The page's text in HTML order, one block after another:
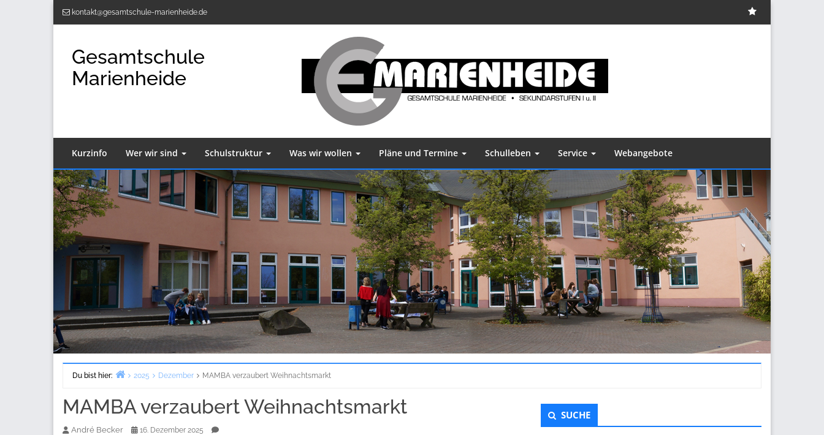
kontakt@gesamtschule-marienheide.de
Gesamtschule
Marienheide
Kurzinfo Wer wir sind Schulstruktur Was wir wollen Pläne und Termine Schulleben Service Webangebote
Du bist hier:
2025 Dezember MAMBA verzaubert Weihnachtsmarkt
MAMBA verzaubert Weihnachtsmarkt
André Becker 16. Dezember 2025
Untergeordnet
Seitenleiste
SUCHE